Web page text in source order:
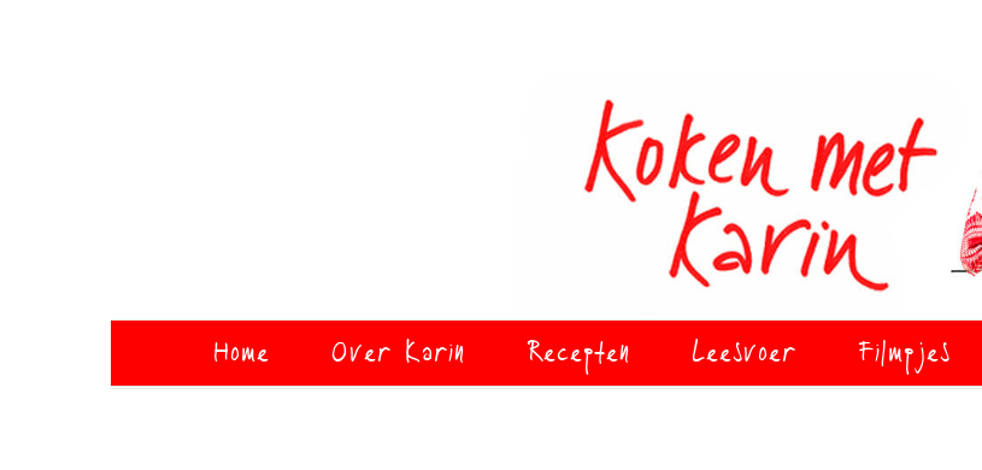
Home Over Karin Recepten Leesvoer Filmpjes